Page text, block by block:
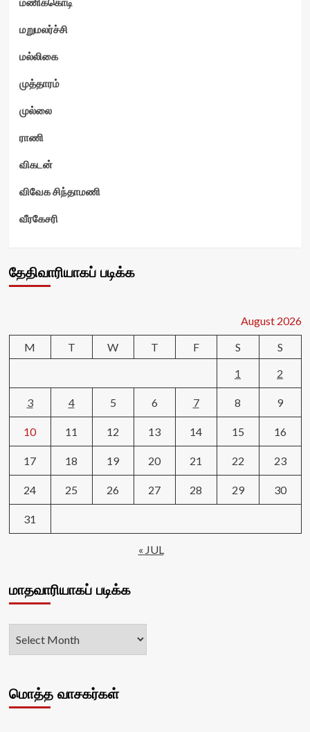
மறுமலர்ச்சி
மல்லிகை
முத்தாரம்
முல்லை
ராணி
விகடன்
விவேக சிந்தாமணி
வீரகேசரி
தேதிவாரியாகப் படிக்க
August 2026
M
T W T F S
S
1
2
3 4 5 6 7 8 9
10 11 12 13 14 15 16
17 18 19 20 21 22 23
24 25 26 27 28 29 30
31
« JUL
மாதவாரியாகப் படிக்க
மொத்த வாசகர்கள்